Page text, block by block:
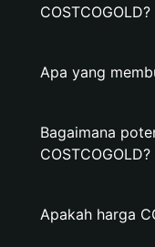
COSTCOGOLD?
Apa yang
Bagaimana
COSTCOGOLD?
Apakah harga